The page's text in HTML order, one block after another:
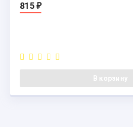
815 ₽
В корзину